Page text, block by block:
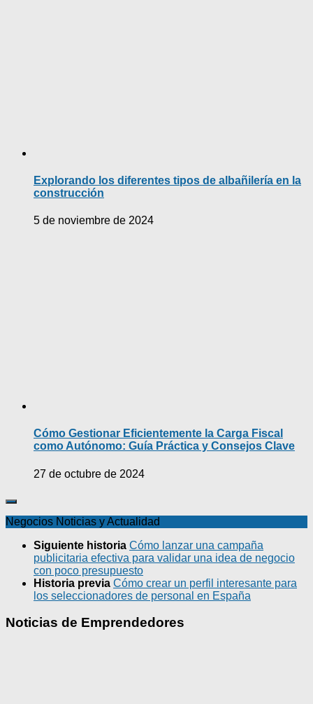
Explorando los diferentes tipos de albañilería en la
construcción
5 de noviembre de 2024
Cómo Gestionar Eficientemente la Carga Fiscal
como Autónomo: Guía Práctica y Consejos Clave
27 de octubre de 2024
Negocios Noticias y Actualidad
Siguiente historia Cómo lanzar una campaña
publicitaria efectiva para validar una idea de negocio
con poco presupuesto
Historia previa Cómo crear un perfil interesante para
los seleccionadores de personal en España
Noticias de Emprendedores